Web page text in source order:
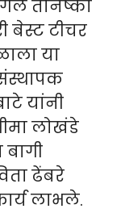
तनिष्का
बेस्ट टीचर
या
यांनी
लोखंडे
बागी
ढेंबरे
लाभले.